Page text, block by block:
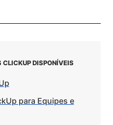
DISPONÍVEIS
para Equipes e